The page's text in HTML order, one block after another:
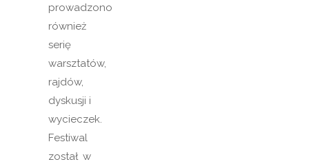
prowadzono
również
serię
warsztatów,
rajdów,
dyskusji i
wycieczek.
Festiwal
został w